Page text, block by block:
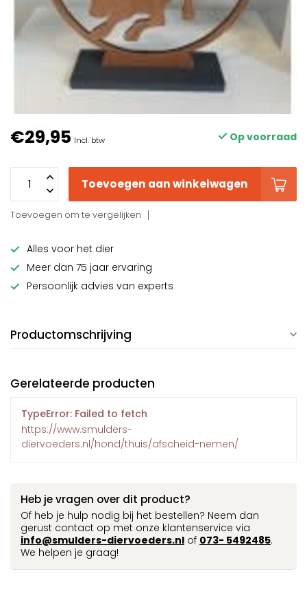
€29,95 Incl. btw Op voorraad
Toevoegen aan winkelwagen
Toevoegen om te vergelijken
Alles voor het dier
Meer dan 75 jaar ervaring
Persoonlijk advies van experts
Productomschrijving
Gerelateerde producten
TypeError: Failed to fetch
https://www.smulders-
diervoeders.nl/hond/thuis/afscheid-nemen/
Heb je vragen over dit product?
Of heb je hulp nodig bij het bestellen? Neem dan
gerust contact op met onze klantenservice via
info@smulders-diervoeders.nl of 073- 5492485.
We helpen je graag!